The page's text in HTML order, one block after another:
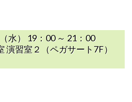
水） 19：00 ～ 21：00
演習室２（ペガサート7F）